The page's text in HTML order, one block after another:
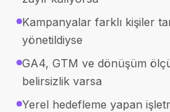
Kampanyalar farklı kişiler
yönetildiyse
GA4, GTM ve dönüşüm
belirsizlik varsa
Yerel hedefleme yapan